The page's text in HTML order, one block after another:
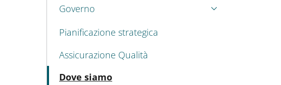
Governo
Pianificazione strategica
Assicurazione Qualità
Dove siamo